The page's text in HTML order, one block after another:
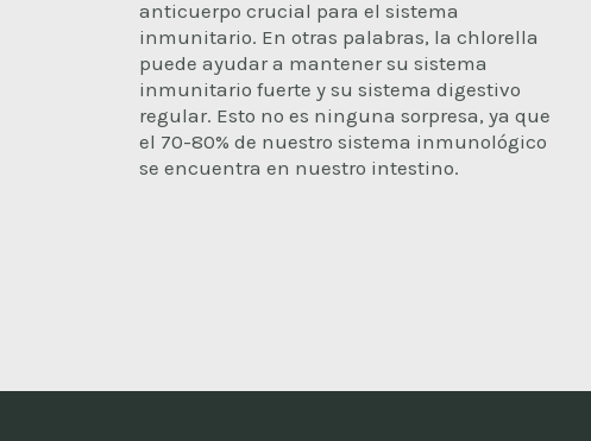
anticuerpo crucial para el sistema
inmunitario. En otras palabras, la chlorella
puede ayudar a mantener su sistema
inmunitario fuerte y su sistema digestivo
regular. Esto no es ninguna sorpresa, ya que
el 70-80% de nuestro sistema inmunológico
se encuentra en nuestro intestino.